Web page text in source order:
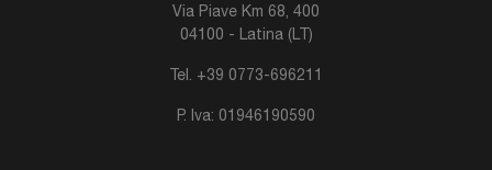
Via Piave Km 68, 400
04100 - Latina (LT)
Tel. +39 0773-696211
P. Iva: 01946190590